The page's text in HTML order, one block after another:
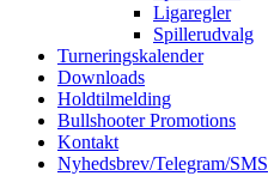
Ligaregler
Spillerudvalg
Turneringskalender
Downloads
Holdtilmelding
Bullshooter Promotions
Kontakt
Nyhedsbrev/Telegram/SMS